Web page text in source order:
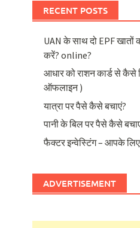
RECENT POSTS
UAN के साथ दो EPF खातों
करें? online?
आधार को राशन कार्ड से
ऑफलाइन )
यात्रा पर पैसे कैसे बचाएं?
पानी के बिल पर पैसे कैसे
फैक्टर इन्वेस्टिंग – आपके लिए
ADVERTISEMENT